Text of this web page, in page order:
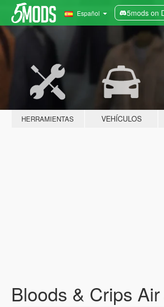
Español 5mods on
HERRAMIENTAS VEHÍCULOS
Bloods & Crips